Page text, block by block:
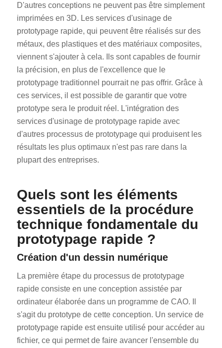
D'autres conceptions ne peuvent pas être simplement
imprimées en 3D. Les services d'usinage de
prototypage rapide, qui peuvent être réalisés sur des
métaux, des plastiques et des matériaux composites,
viennent s'ajouter à cela. Ils sont capables de fournir
la précision, en plus de l'excellence que le
prototypage traditionnel pourrait ne pas offrir. Grâce à
ces services, il est possible de garantir que votre
prototype sera le produit réel. L'intégration des
services d'usinage de prototypage rapide avec
d'autres processus de prototypage qui produisent les
résultats les plus optimaux n'est pas rare dans la
plupart des entreprises.
Quels sont les éléments
essentiels de la procédure
technique fondamentale du
prototypage rapide ?
Création d'un dessin numérique
La première étape du processus de prototypage
rapide consiste en une conception assistée par
ordinateur élaborée dans un programme de CAO. Il
s'agit du prototype de cette conception. Un service de
prototypage rapide est ensuite utilisé pour accéder au
fichier, ce qui permet de faire avancer l'ensemble du